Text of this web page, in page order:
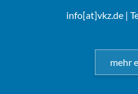
info[at]vkz.de|
mehr